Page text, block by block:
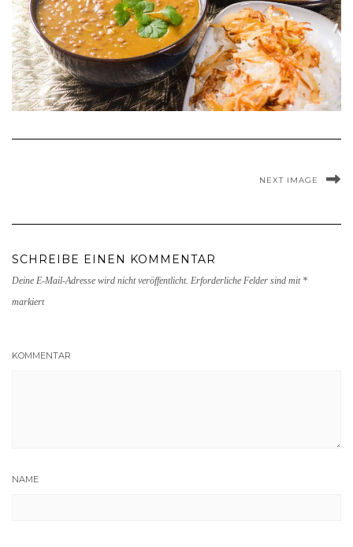
NEXT IMAGE
SCHREIBE EINEN KOMMENTAR
Deine E-Mail-Adresse wird nicht veröffentlicht. Erforderliche Felder sind mit *
markiert
KOMMENTAR
NAME